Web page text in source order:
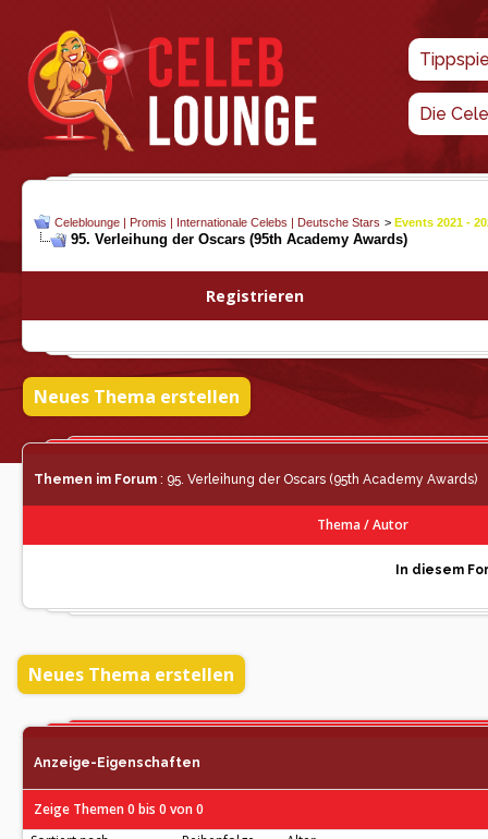
Die
Celeblounge | Promis | Internationale Celebs | Deutsche Stars > Events 2021 -
95. Verleihung der Oscars (95th Academy Awards)
Registrieren
Neues Thema erstellen
Themen im Forum : 95. Verleihung der Oscars (95th Academy Awards)
Thema/Autor
In diesem
Neues Thema erstellen
Anzeige-Eigenschaften
Zeige Themen 0 bis 0 von 0